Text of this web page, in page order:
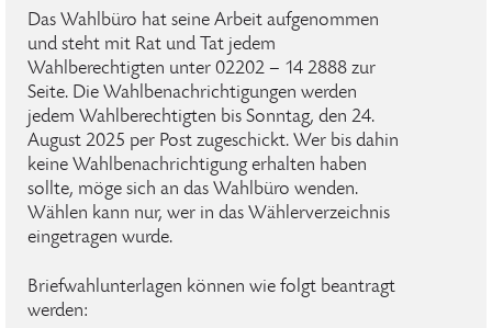
Das Wahlbüro hat seine Arbeit aufgenommen
und steht mit Rat und Tat jedem
Wahlberechtigten unter 02202 – 14 2888 zur
Seite. Die Wahlbenachrichtigungen werden
jedem Wahlberechtigten bis Sonntag, den 24.
August 2025 per Post zugeschickt. Wer bis dahin
keine Wahlbenachrichtigung erhalten haben
sollte, möge sich an das Wahlbüro wenden.
Wählen kann nur, wer in das Wählerverzeichnis
eingetragen wurde.
Briefwahlunterlagen können wie folgt beantragt
werden: